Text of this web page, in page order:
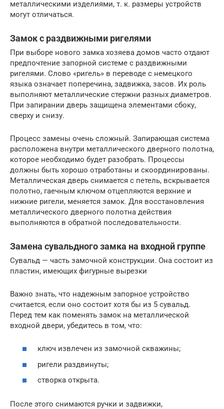
металлическими изделиями, т. к. размеры устройств
могут отличаться.
Замок с раздвижными ригелями
При выборе нового замка хозяева домов часто отдают
предпочтение запорной системе с раздвижными
ригелями. Слово «ригель» в переводе с немецкого
языка означает поперечина, задвижка, засов. Их роль
выполняют металлические стержни разных диаметров.
При запирании дверь защищена элементами сбоку,
сверху и снизу.
Процесс замены очень сложный. Запирающая система
расположена внутри металлического дверного полотна,
которое необходимо будет разобрать. Процессы
должны быть хорошо отработаны и скоординированы.
Металлическая дверь снимается с петель, вскрывается
полотно, гаечным ключом отцепляются верхние и
нижние ригели, меняется замок. Для восстановления
металлического дверного полотна действия
выполняются в обратной последовательности.
Замена сувальдного замка на входной группе
Сувальд — часть замочной конструкции. Она состоит из
пластин, имеющих фигурные вырезки
Важно знать, что надежным запорное устройство
считается, если оно состоит хотя бы из 5 сувальд.
Перед тем как поменять замок на металлической
входной двери, убедитесь в том, что:
ключ извлечен из замочной скважины;
ригели раздвинуты;
створка открыта.
После этого снимаются ручки и задвижки,